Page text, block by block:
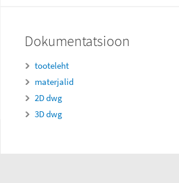
Dokumentatsioon
tooteleht
materjalid
2D dwg
3D dwg